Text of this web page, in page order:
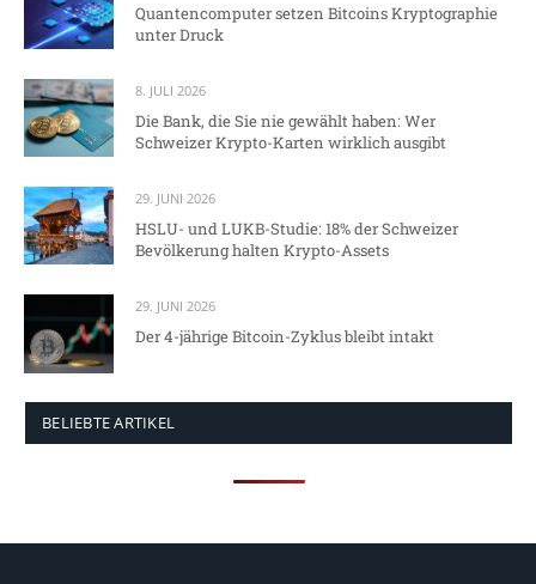
Quantencomputer setzen Bitcoins Kryptographie
unter Druck
8. JULI 2026
Die Bank, die Sie nie gewählt haben: Wer
Schweizer Krypto-Karten wirklich ausgibt
29. JUNI 2026
HSLU- und LUKB-Studie: 18% der Schweizer
Bevölkerung halten Krypto-Assets
29. JUNI 2026
Der 4-jährige Bitcoin-Zyklus bleibt intakt
BELIEBTE ARTIKEL